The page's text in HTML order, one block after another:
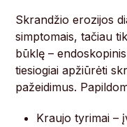
Skrandžio erozijos
simptomais, tačiau
būklę –
tiesiogiai apžiūrėti
pažeidimus.
Kraujo tyrimai –